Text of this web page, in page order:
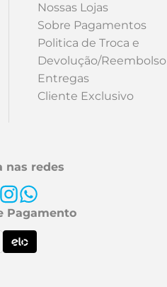
Nossas Lojas
Sobre Pagamentos
Politica de Troca e
Devolução/Reembolso
Entregas
Cliente Exclusivo
nas redes
Pagamento